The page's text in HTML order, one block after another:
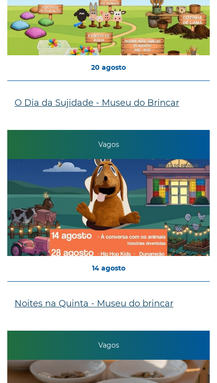
20 agosto
O Dia da Sujidade - Museu do Brincar
Vagos
14 agosto
Noites na Quinta - Museu do brincar
Vagos